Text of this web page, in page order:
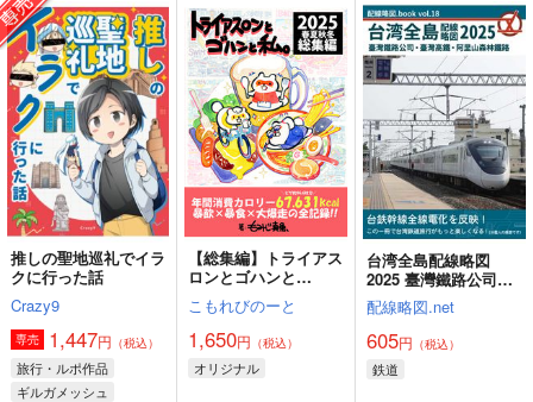
推しの聖地巡礼でイラ
クに行った話
Crazy9
専売 1,447円 （税込）
旅行・ルポ作品
ギルガメッシュ
【総集編】トライアス
ロンとゴハンと
私。-2025春夏秋冬-
こもれびのーと
1,650円 （税込）
オリジナル
台湾全島配線略図
2025 臺灣鐵路公司・
臺灣高鐵・阿里山森林
鐵路
配線略図.net
605円 （税込）
鉄道